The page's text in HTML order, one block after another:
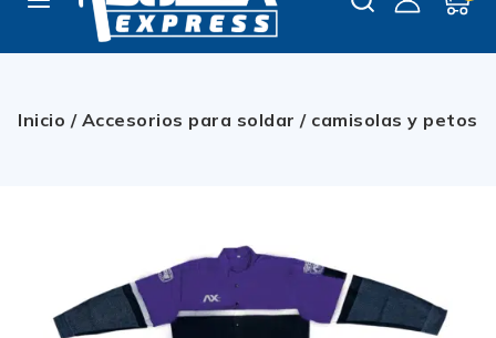
Inicio / Accesorios para soldar / camisolas y petos